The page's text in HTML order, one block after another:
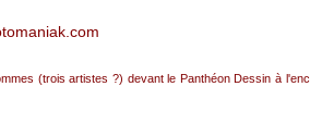
(trois artistes ?) devant le Panthéon Dessin à